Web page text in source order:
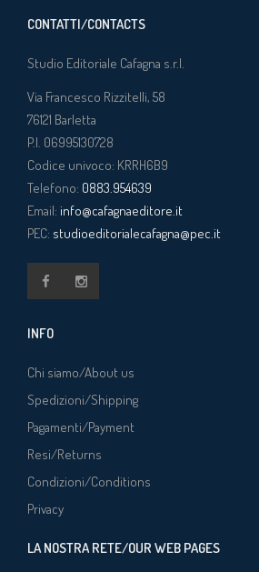
CONTATTI/CONTACTS
Studio Editoriale Cafagna s.r.l.
Via Francesco Rizzitelli, 58
76121 Barletta
P.I. 06995130728
Codice univoco: KRRH6B9
Telefono: 0883.954639
Email: info@cafagnaeditore.it
PEC: studioeditorialecafagna@pec.it
INFO
Chi siamo/About us
Spedizioni/Shipping
Pagamenti/Payment
Resi/Returns
Condizioni/Conditions
Privacy
LA NOSTRA RETE/OUR WEB PAGES